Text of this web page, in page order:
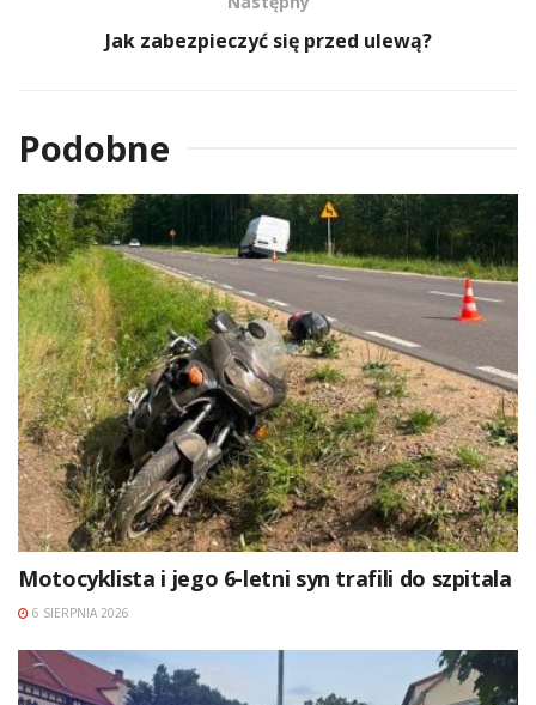
Jak zabezpieczyć się przed ulewą?
Podobne
Motocyklista i jego 6-letni syn trafili do szpitala
6 SIERPNIA 2026